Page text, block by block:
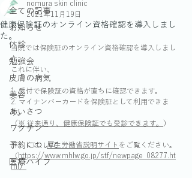
全ての記事
お知らせ
休診
勉強会
皮膚の病気
美容
あいさつ
ワクチン
予約について
医療ハイフ
健康保険証のオンライン資格確認を導入しまし
た。
nomura skin clinic
2021年11月19日
当院では保険証のオンライン資格確認を導入しまし
た。
これに伴い、
1. 受付で保険証の資格が直ちに確認できます。
2. マイナンバーカードを保険証として利用できま
す。
（※ 従来通り、健康保険証でも受診できます。 ）
詳しくは、 厚生労働省説明サイト をご覧ください。
（https://www.mhlw.go.jp/stf/newpage_08277.ht
ml）